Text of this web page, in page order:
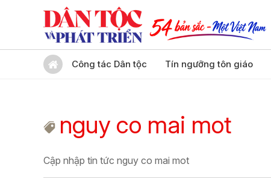
Công tác Dân tộc Tín ngưỡng tôn giáo
nguy co mai mot
Cập nhập tin tức nguy co mai mot